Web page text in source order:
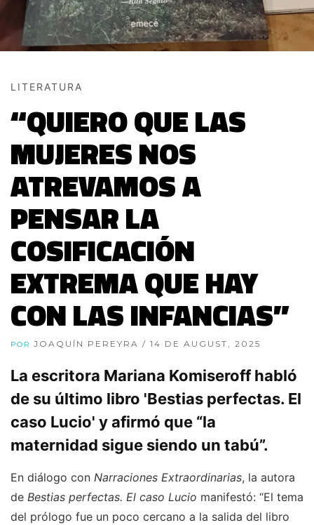
LITERATURA
“QUIERO QUE LAS
MUJERES NOS
ATREVAMOS A
PENSAR LA
COSIFICACIÓN
EXTREMA QUE HAY
CON LAS INFANCIAS”
POR JOAQUÍN PEREYRA / 14 DE AUGUST, 2025
La escritora Mariana Komiseroff habló
de su último libro 'Bestias perfectas. El
caso Lucio' y afirmó que “la
maternidad sigue siendo un tabú”.
En diálogo con Narraciones Extraordinarias, la autora
de Bestias perfectas. El caso Lucio manifestó: “El tema
del prólogo fue un poco cercano a la salida del libro